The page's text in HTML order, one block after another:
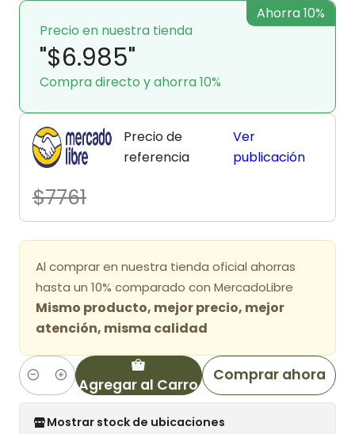
Precio en nuestra tienda
"$6.985"
Compra directo y ahorra 10%
Ahorra 10%
Precio de
referencia
$7761
Ver
publicación
Al comprar en nuestra tienda oficial ahorras
hasta un 10% comparado con MercadoLibre
Mismo producto, mejor precio, mejor
atención, misma calidad
Cantidad Agregar al Carro
Comprar ahora
Mostrar stock de ubicaciones